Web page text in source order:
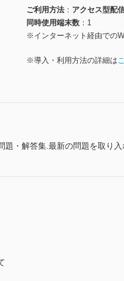
ご利用方法
アクセス型配
同時使用端末数
1
※インターネット経由での
※導入・利用方法の詳細は
題・解答集.最新の問題を取り